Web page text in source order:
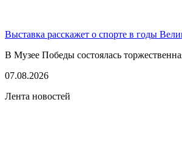
Выставка расскажет о спорте в годы
В Музее Победы состоялась
07.08.2026
Лента новостей